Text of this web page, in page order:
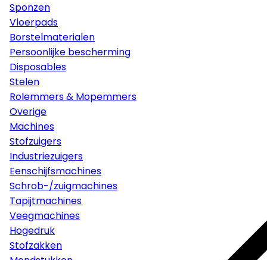
Sponzen
Vloerpads
Borstelmaterialen
Persoonlijke bescherming
Disposables
Stelen
Rolemmers & Mopemmers
Overige
Machines
Stofzuigers
Industriezuigers
Eenschijfsmachines
Schrob-/zuigmachines
Tapijtmachines
Veegmachines
Hogedruk
Stofzakken